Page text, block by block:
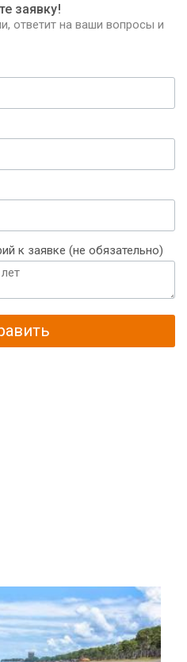
заявку!
ответит на ваши вопросы и
к заявке (не обязательно)